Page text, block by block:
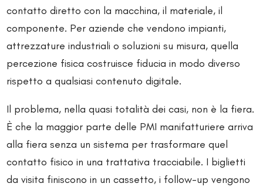
contatto diretto con la macchina, il materiale, il
componente. Per aziende che vendono impianti,
attrezzature industriali o soluzioni su misura, quella
percezione fisica costruisce fiducia in modo diverso
rispetto a qualsiasi contenuto digitale.
Il problema, nella quasi totalità dei casi, non è la fiera.
È che la maggior parte delle PMI manifatturiere arriva
alla fiera senza un sistema per trasformare quel
contatto fisico in una trattativa tracciabile. I biglietti
da visita finiscono in un cassetto, i follow-up vengono